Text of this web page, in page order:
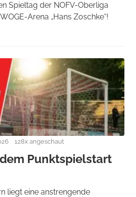
Spieltag der NOFV-Oberliga
Arena „Hans Zoschke“!
128x angeschaut
Punktspielstart
liegt eine anstrengende